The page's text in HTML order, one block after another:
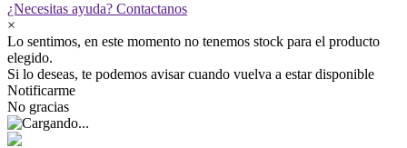
¿Necesitas ayuda? Contactanos
×
Lo sentimos, en este momento no tenemos stock para el producto
elegido.
Si lo deseas, te podemos avisar cuando vuelva a estar disponible
Notificarme
No gracias